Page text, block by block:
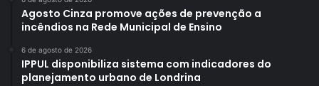
Agosto Cinza promove ações de prevenção a
incêndios na Rede Municipal de Ensino
6 de agosto de 2026
IPPUL disponibiliza sistema com indicadores do
planejamento urbano de Londrina